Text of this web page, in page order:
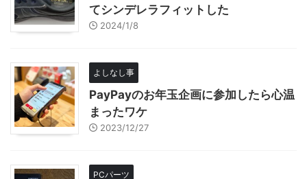
てシンデレラフィットした
2024/1/8
よしなし事
PayPayのお年玉企画に参加したら心温
まったワケ
2023/12/27
PCパーツ